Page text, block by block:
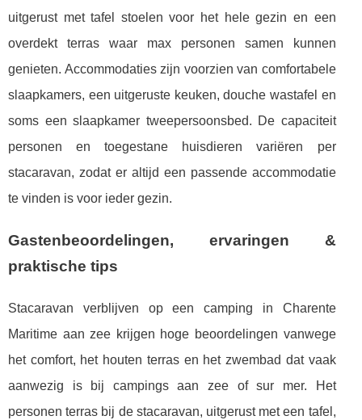
uitgerust met tafel stoelen voor het hele gezin en een
overdekt terras waar max personen samen kunnen
genieten. Accommodaties zijn voorzien van comfortabele
slaapkamers, een uitgeruste keuken, douche wastafel en
soms een slaapkamer tweepersoonsbed. De capaciteit
personen en toegestane huisdieren variëren per
stacaravan, zodat er altijd een passende accommodatie
te vinden is voor ieder gezin.
Gastenbeoordelingen, ervaringen &
praktische tips
Stacaravan verblijven op een camping in Charente
Maritime aan zee krijgen hoge beoordelingen vanwege
het comfort, het houten terras en het zwembad dat vaak
aanwezig is bij campings aan zee of sur mer. Het
personen terras bij de stacaravan, uitgerust met een tafel,